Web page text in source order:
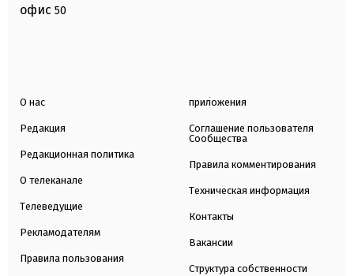
офис 50
О нас
Редакция
Редакционная политика
О телеканале
Телеведущие
Рекламодателям
Правила пользования
приложения
Соглашение пользователя
Сообщества
Правила комментирования
Техническая информация
Контакты
Вакансии
Структура собственности